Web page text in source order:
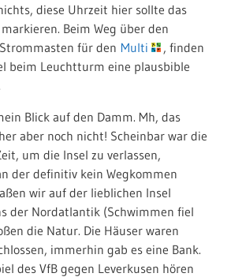
diese Uhrzeit hier sollte das
Beim Weg über den
für den Multi
, finden
beim Leuchtturm eine plausbible
Blick auf den Damm. Mh, das
aber noch nicht! Scheinbar war die
um die Insel zu verlassen,
der definitiv kein Wegkommen
wir auf der lieblichen Insel
der Nordatlantik (Schwimmen fiel
die Natur. Die Häuser waren
immerhin gab es eine Bank.
des VfB gegen Leverkusen hören